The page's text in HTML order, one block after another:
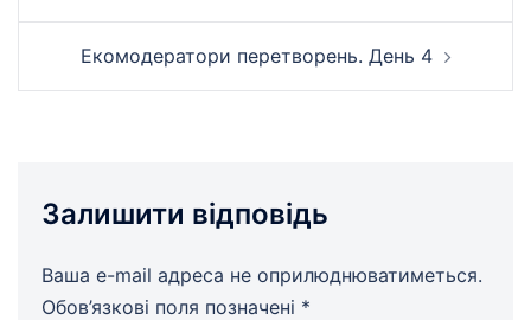
запису
Екомодератори перетворень. День 4
Залишити відповідь
Ваша e-mail адреса не оприлюднюватиметься.
Обов’язкові поля позначені *